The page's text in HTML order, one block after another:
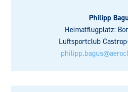
Philipp
Heimatflugplatz:
Luftsportclub